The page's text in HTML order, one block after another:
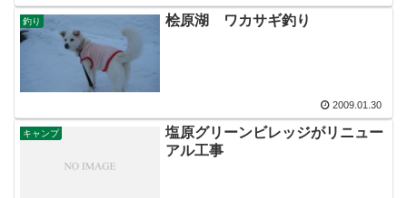
釣り 桧原湖 ワカサギ釣り
2009.01.30
キャンプ
塩原グリーンビレッジがリニュー
アル工事